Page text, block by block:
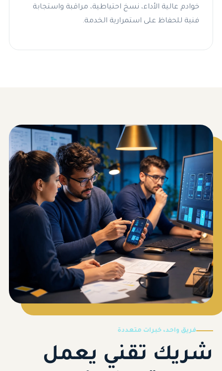
خوادم عالية الأداء، نسخ احتياطية، مراقبة واستجابة
فنية للحفاظ على استمرارية الخدمة.
فريق واحد، خبرات متعددة
شريك تقني يعمل